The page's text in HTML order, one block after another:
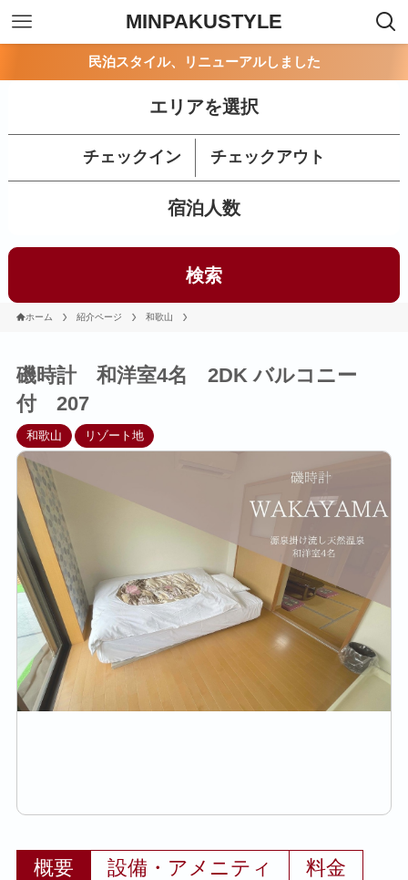
MINPAKUSTYLE
民泊スタイル、リニューアルしました
エリアを選択
チェックイン チェックアウト
宿泊人数
検索
ホーム 紹介ページ 和歌山
磯時計 和洋室4名 2DK バルコニー
付 207
和歌山 リゾート地
概要 設備・アメニティ 料金